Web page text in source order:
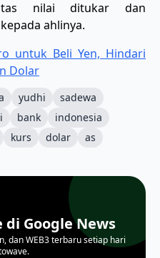
nilai ditukar dan
ahlinya.
untuk Beli Yen, Hindari
Dolar
yudhi
sadewa
bank
indonesia
kurs dolar as
Google News
dan WEB3 terbaru setiap hari